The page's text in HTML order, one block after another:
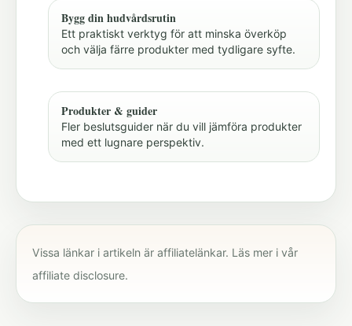
Bygg din hudvårdsrutin
Ett praktiskt verktyg för att minska överköp
och välja färre produkter med tydligare syfte.
Produkter & guider
Fler beslutsguider när du vill jämföra produkter
med ett lugnare perspektiv.
Vissa länkar i artikeln är affiliatelänkar. Läs mer i vår
affiliate disclosure.